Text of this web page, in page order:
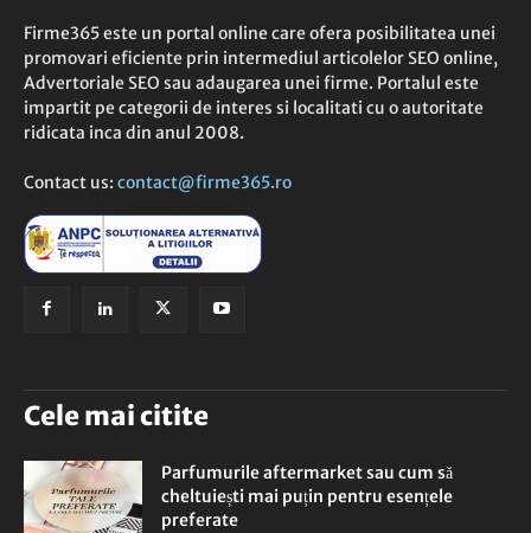
Firme365 este un portal online care ofera posibilitatea unei
promovari eficiente prin intermediul articolelor SEO online,
Advertoriale SEO sau adaugarea unei firme. Portalul este
impartit pe categorii de interes si localitati cu o autoritate
ridicata inca din anul 2008.
Contact us: contact@firme365.ro
Cele mai citite
Parfumurile aftermarket sau cum să
cheltuiești mai puțin pentru esențele
preferate